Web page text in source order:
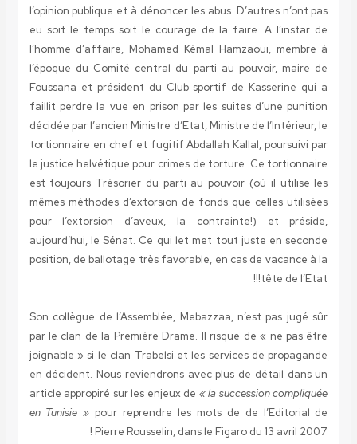
l’opinion publique et à dénoncer les abus. D’autres n’ont pas
eu soit le temps soit le courage de la faire. A l’instar de
l’homme d’affaire, Mohamed Kémal Hamzaoui, membre à
l’époque du Comité central du parti au pouvoir, maire de
Foussana et président du Club sportif de Kasserine qui a
faillit perdre la vue en prison par les suites d’une punition
décidée par l’ancien Ministre d’Etat, Ministre de l’Intérieur, le
tortionnaire en chef et fugitif Abdallah Kallal, poursuivi par
le justice helvétique pour crimes de torture. Ce tortionnaire
est toujours Trésorier du parti au pouvoir (où il utilise les
mêmes méthodes d’extorsion de fonds que celles utilisées
pour l’extorsion d’aveux, la contrainte!) et préside,
aujourd’hui, le Sénat. Ce qui let met tout juste en seconde
position, de ballotage très favorable, en cas de vacance à la
tête de l’Etat!!!
Son collègue de l’Assemblée, Mebazzaa, n’est pas jugé sûr
par le clan de la Première Drame. Il risque de « ne pas être
joignable » si le clan Trabelsi et les services de propagande
en décident. Nous reviendrons avec plus de détail dans un
article appropiré sur les enjeux de « la succession compliquée
en Tunisie » pour reprendre les mots de de l’Editorial de
Pierre Rousselin, dans le Figaro du 13 avril 2007 !